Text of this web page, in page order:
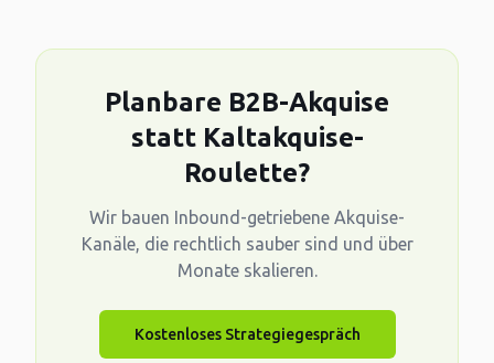
Planbare B2B-Akquise
statt Kaltakquise-
Roulette?
Wir bauen Inbound-getriebene Akquise-
Kanäle, die rechtlich sauber sind und über
Monate skalieren.
Kostenloses Strategiegespräch